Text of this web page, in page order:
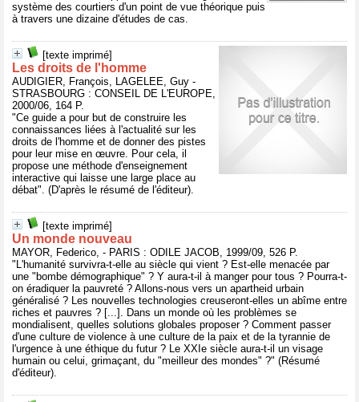
système des courtiers d'un point de vue théorique puis
à travers une dizaine d'études de cas.
[texte imprimé]
Les droits de l'homme
AUDIGIER, François, LAGELEE, Guy -
STRASBOURG : CONSEIL DE L'EUROPE,
2000/06, 164 P.
"Ce guide a pour but de construire les
connaissances liées à l'actualité sur les
droits de l'homme et de donner des pistes
pour leur mise en œuvre. Pour cela, il
propose une méthode d'enseignement
interactive qui laisse une large place au
débat". (D'après le résumé de l'éditeur).
[texte imprimé]
Un monde nouveau
MAYOR, Federico, - PARIS : ODILE JACOB, 1999/09, 526 P.
"L'humanité survivra-t-elle au siècle qui vient ? Est-elle menacée par
une "bombe démographique" ? Y aura-t-il à manger pour tous ? Pourra-t-
on éradiquer la pauvreté ? Allons-nous vers un apartheid urbain
généralisé ? Les nouvelles technologies creuseront-elles un abîme entre
riches et pauvres ? [...]. Dans un monde où les problèmes se
mondialisent, quelles solutions globales proposer ? Comment passer
d'une culture de violence à une culture de la paix et de la tyrannie de
l'urgence à une éthique du futur ? Le XXIe siècle aura-t-il un visage
humain ou celui, grimaçant, du "meilleur des mondes" ?" (Résumé
d'éditeur).